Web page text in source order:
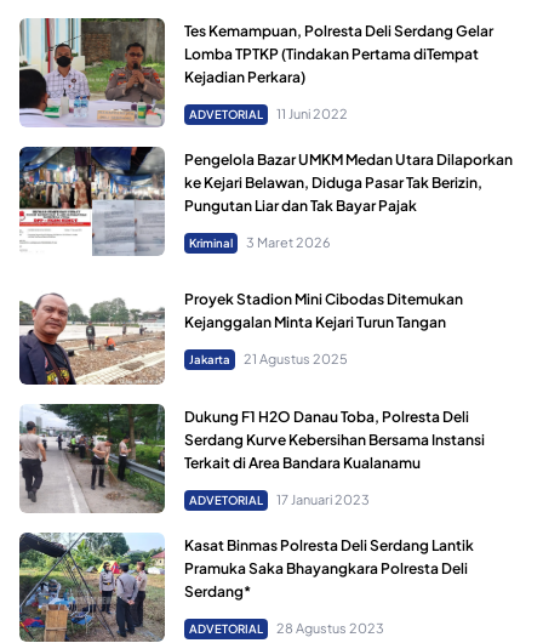
Tes Kemampuan, Polresta Deli Serdang Gelar
Lomba TPTKP (Tindakan Pertama diTempat
Kejadian Perkara)
ADVETORIAL 11 Juni 2022
Pengelola Bazar UMKM Medan Utara Dilaporkan
ke Kejari Belawan, Diduga Pasar Tak Berizin,
Pungutan Liar dan Tak Bayar Pajak
Kriminal 3 Maret 2026
Proyek Stadion Mini Cibodas Ditemukan
Kejanggalan Minta Kejari Turun Tangan
Jakarta 21 Agustus 2025
Dukung F1 H2O Danau Toba, Polresta Deli
Serdang Kurve Kebersihan Bersama Instansi
Terkait di Area Bandara Kualanamu
ADVETORIAL 17 Januari 2023
Kasat Binmas Polresta Deli Serdang Lantik
Pramuka Saka Bhayangkara Polresta Deli
Serdang*
ADVETORIAL 28 Agustus 2023